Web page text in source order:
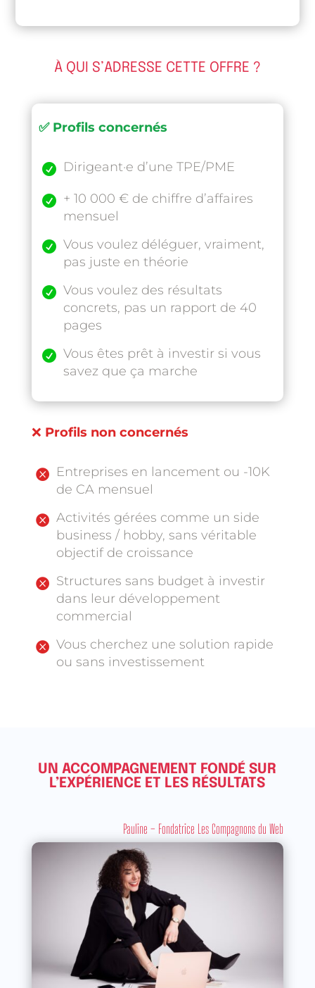
À QUI S’ADRESSE CETTE OFFRE ?
✅ Profils concernés
 Dirigeant·e d’une TPE/PME
 + 10 000 € de chiffre d’affaires
mensuel
 Vous voulez déléguer, vraiment,
pas juste en théorie
 Vous voulez des résultats
concrets, pas un rapport de 40
pages
 Vous êtes prêt à investir si vous
savez que ça marche
❌ Profils non concernés

Entreprises en lancement ou -10K
de CA mensuel
 Activités gérées comme un side
business / hobby, sans véritable
objectif de croissance
 Structures sans budget à investir
dans leur développement
commercial
 Vous cherchez une solution rapide
ou sans investissement
UN ACCOMPAGNEMENT FONDÉ SUR
L’EXPÉRIENCE ET LES RÉSULTATS
Pauline – Fondatrice Les Compagnons du Web